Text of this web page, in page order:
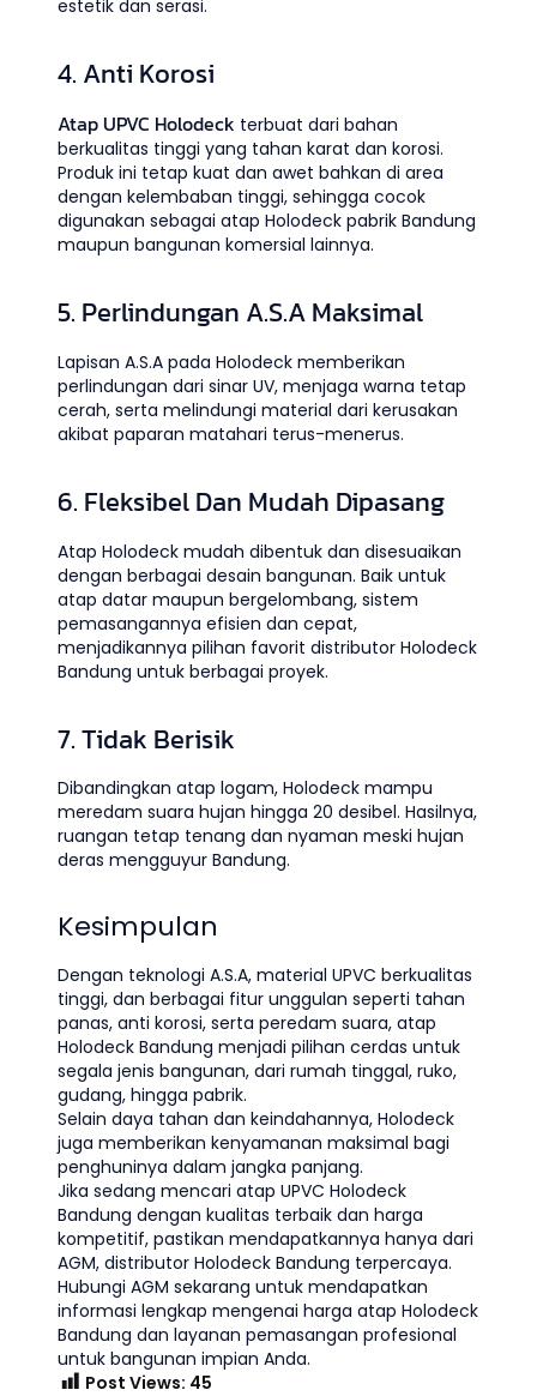
estetik dan serasi.
4. Anti Korosi
Atap UPVC Holodeck terbuat dari bahan
berkualitas tinggi yang tahan karat dan korosi.
Produk ini tetap kuat dan awet bahkan di area
dengan kelembaban tinggi, sehingga cocok
digunakan sebagai atap Holodeck pabrik Bandung
maupun bangunan komersial lainnya.
5. Perlindungan A.S.A Maksimal
Lapisan A.S.A pada Holodeck memberikan
perlindungan dari sinar UV, menjaga warna tetap
cerah, serta melindungi material dari kerusakan
akibat paparan matahari terus-menerus.
6. Fleksibel Dan Mudah Dipasang
Atap Holodeck mudah dibentuk dan disesuaikan
dengan berbagai desain bangunan. Baik untuk
atap datar maupun bergelombang, sistem
pemasangannya efisien dan cepat,
menjadikannya pilihan favorit distributor Holodeck
Bandung untuk berbagai proyek.
7. Tidak Berisik
Dibandingkan atap logam, Holodeck mampu
meredam suara hujan hingga 20 desibel. Hasilnya,
ruangan tetap tenang dan nyaman meski hujan
deras mengguyur Bandung.
Kesimpulan
Dengan teknologi A.S.A, material UPVC berkualitas
tinggi, dan berbagai fitur unggulan seperti tahan
panas, anti korosi, serta peredam suara, atap
Holodeck Bandung menjadi pilihan cerdas untuk
segala jenis bangunan, dari rumah tinggal, ruko,
gudang, hingga pabrik.
Selain daya tahan dan keindahannya, Holodeck
juga memberikan kenyamanan maksimal bagi
penghuninya dalam jangka panjang.
Jika sedang mencari atap UPVC Holodeck
Bandung dengan kualitas terbaik dan harga
kompetitif, pastikan mendapatkannya hanya dari
AGM, distributor Holodeck Bandung terpercaya.
Hubungi AGM sekarang untuk mendapatkan
informasi lengkap mengenai harga atap Holodeck
Bandung dan layanan pemasangan profesional
untuk bangunan impian Anda.
Post Views: 45